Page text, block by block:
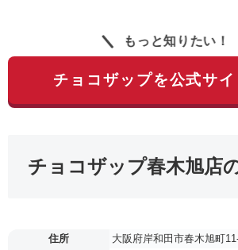
もっと知りたい！
チョコザップを公式サ
チョコザップ春木旭店
住所
大阪府岸和田市春木旭町